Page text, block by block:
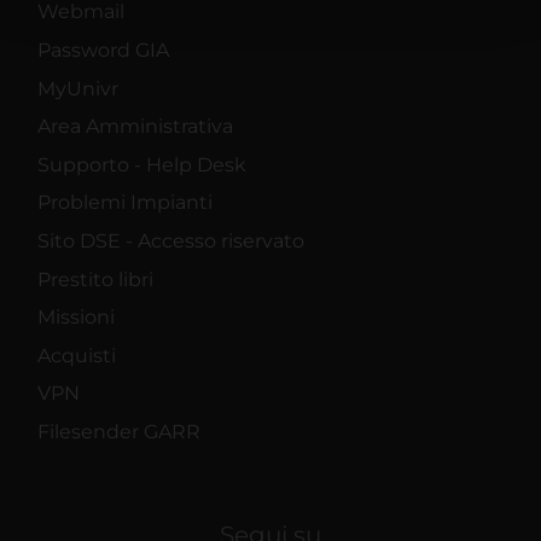
con altre informazioni che hai fornito loro o che hanno
raccolto dal tuo utilizzo dei loro servizi.
Webmail
Password GIA
MyUnivr
Area Amministrativa
Supporto - Help Desk
Problemi Impianti
Sito DSE - Accesso riservato
Prestito libri
Missioni
Acquisti
VPN
Filesender GARR
Segui su